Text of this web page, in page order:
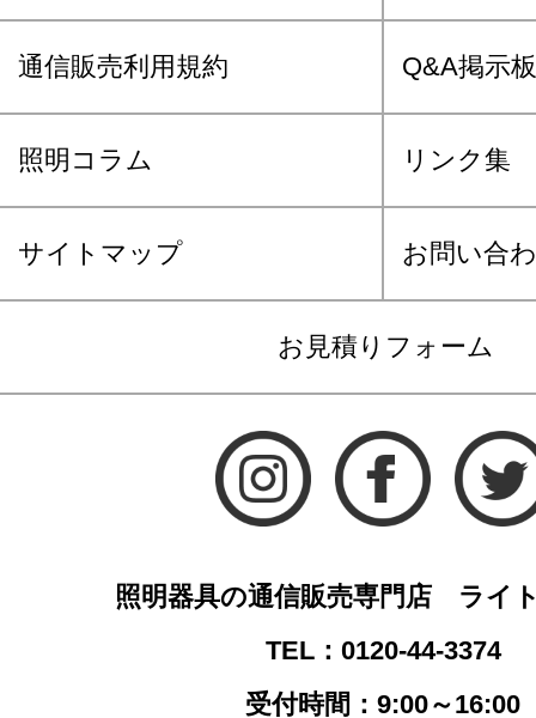
通信販売利用規約 Q&A掲示板
照明コラム リンク集
サイトマップ お問い合
お見積りフォーム
照明器具の通信販売専門店 ライ
TEL：0120-44-3374
受付時間：9:00～16:00